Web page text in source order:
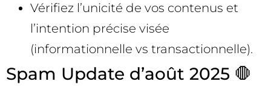
Vérifiez l’unicité de vos contenus et
l’intention précise visée
(informationnelle vs transactionnelle).
Spam Update d’août 2025 🛑